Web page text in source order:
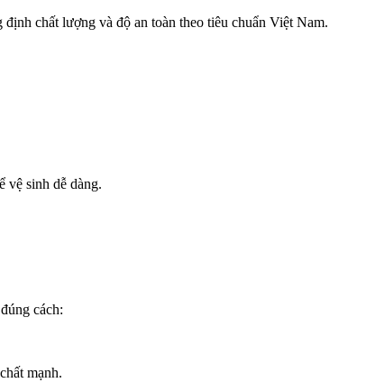
chất lượng và độ an toàn theo tiêu chuẩn Việt Nam.
vệ sinh dễ dàng.
cách:
mạnh.